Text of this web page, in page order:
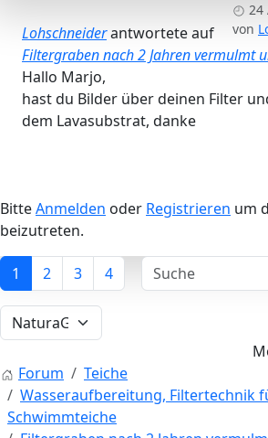
24
von
Lohschneiderantwortete auf
Filtergraben nach 2 Jahren vermulmt
Hallo Marjo,
hast du Bilder über deinen Filter
dem Lavasubstrat, danke
BitteAnmelden oder Registrieren um
beizutreten.
1 2 3 4
Forum
Teiche
Wasseraufbereitung, Filtertechnik
Schwimmteiche